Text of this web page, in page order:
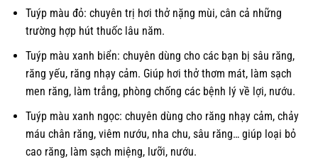
Tuýp màu đỏ: chuyên trị hơi thở nặng mùi, cân cả những
trường hợp hút thuốc lâu năm.
Tuýp màu xanh biển: chuyên dùng cho các bạn bị sâu răng,
răng yếu, răng nhạy cảm. Giúp hơi thở thơm mát, làm sạch
men răng, làm trắng, phòng chống các bệnh lý về lợi, nướu.
Tuýp màu xanh ngọc: chuyên dùng cho răng nhạy cảm, chảy
máu chân răng, viêm nướu, nha chu, sâu răng… giúp loại bỏ
cao răng, làm sạch miệng, lưỡi, nướu.